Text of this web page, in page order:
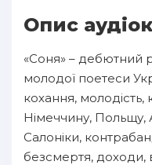
10
11
12
Опис
«Соня» – дебютний
молодої поетеси
кохання, молодість,
Німеччину, Польщу,
Салоніки,
безсмертя, доходи,